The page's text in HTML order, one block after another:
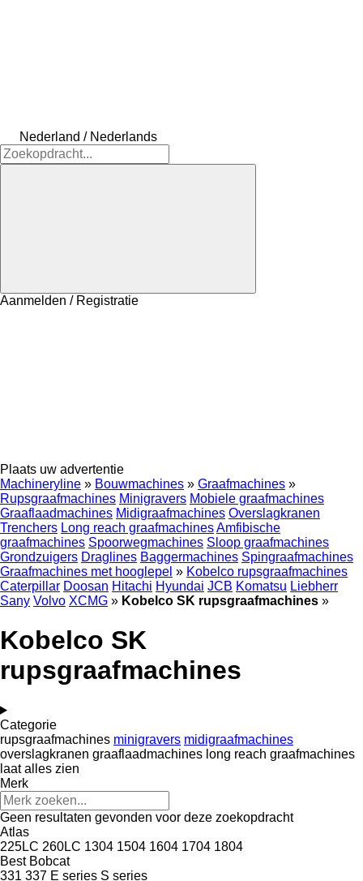
Nederland / Nederlands
Aanmelden / Registratie
Plaats uw advertentie
Machineryline » Bouwmachines » Graafmachines »
Rupsgraafmachines Minigravers Mobiele graafmachines
Graaflaadmachines Midigraafmachines Overslagkranen
Trenchers Long reach graafmachinesAmfibische
graafmachines Spoorwegmachines Sloop graafmachines
Grondzuigers Draglines Baggermachines Spingraafmachines
Graafmachines met hooglepel » Kobelco rupsgraafmachines
Caterpillar Doosan Hitachi Hyundai JCB Komatsu Liebherr
Sany Volvo XCMG » Kobelco SK rupsgraafmachines »
Kobelco SK
rupsgraafmachines
Categorie
rupsgraafmachines minigravers midigraafmachines
overslagkranen graaflaadmachines long reach graafmachines
laat alles zien
Merk
Geen resultaten gevonden voor deze zoekopdracht
Atlas
225LC 260LC 1304 1504 1604 1704 1804
Best Bobcat
331 337 E series S series